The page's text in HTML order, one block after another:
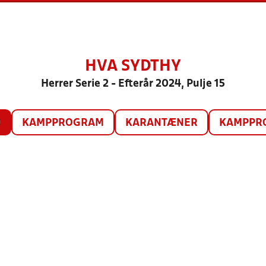
HVA SYDTHY
Herrer Serie 2 - Efterår 2024, Pulje 15
KAMPPROGRAM KARANTÆNER